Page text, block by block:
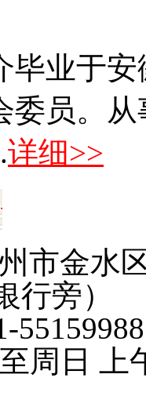
毕业于
委员。
详细>>
市金水
行旁）
55159988
周日 上